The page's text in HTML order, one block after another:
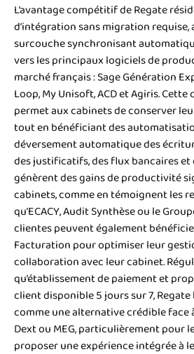
L’avantage compétitif de Regate
d’intégration sans migration requise,
surcouche synchronisant
vers les principaux logiciels de
marché français : Sage Génération
Loop, My Unisoft, ACD et Agiris.
permet aux cabinets de conserver
tout en bénéficiant des
déversement automatique des
des justificatifs, des flux bancaires et
génèrent des gains de productivité
cabinets, comme en témoignent les
qu’ECACY, Audit Synthèse ou le
clientes peuvent également
Facturation pour optimiser leur
collaboration avec leur cabinet.
qu’établissement de paiement et
client disponible 5 jours sur 7, Regate
comme une alternative crédible face
Dext ou MEG, particulièrement pour
proposer une expérience intégrée à